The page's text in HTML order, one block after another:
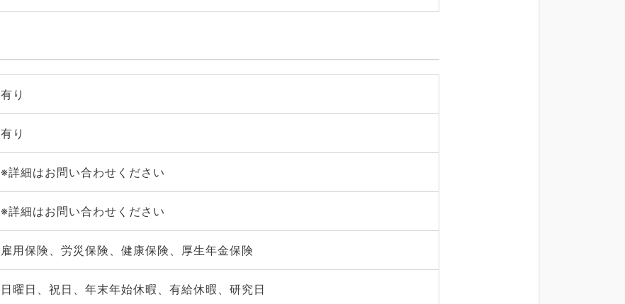
有り
有り
※詳細はお問い合わせください
※詳細はお問い合わせください
雇用保険、労災保険、健康保険、厚生年金保険
日曜日、祝日、年末年始休暇、有給休暇、研究日